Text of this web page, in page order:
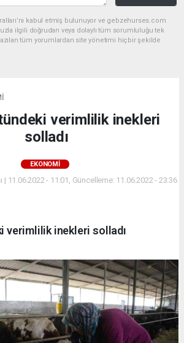
kabul etmiş bulunuyor ve gebzehurses.com
ilgili doğrudan veya dolaylı tüm sorumluluğu tek
tüm yorumlardan site yönetimi hiçbir şekilde
verimlilik inekleri
solladı
EKONOMİ
| 11.06.2022 - 11:01, Güncelleme: 11.06.2022 - 23:36
verimlilik inekleri solladı